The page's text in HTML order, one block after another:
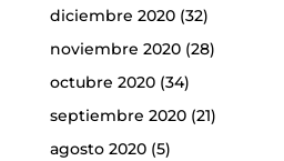
diciembre 2020(32)
noviembre 2020(28)
octubre 2020(34)
septiembre 2020(21)
agosto 2020(5)